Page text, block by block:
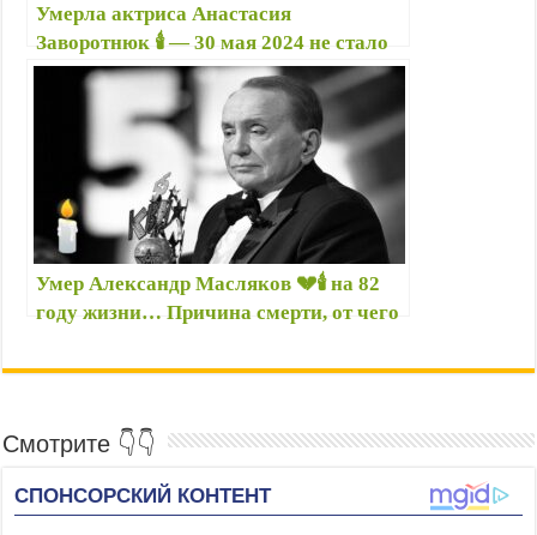
Умерла актриса Анастасия
Заворотнюк 🕯️ — 30 мая 2024 не стало
няни Вики из сериала «Моя
прекрасная няня» — Биография
Заворотнюк
Умер Александр Масляков 💔🕯️ на 82
году жизни… Причина смерти, от чего
Масляков
Смотрите 👇👇